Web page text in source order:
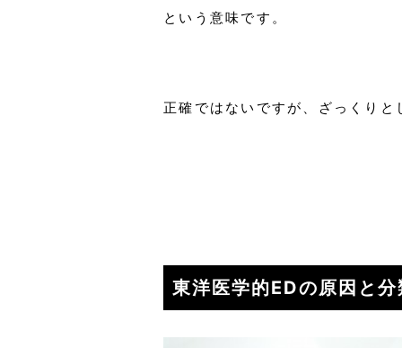
という意味です。
正確ではないですが、ざっくりと
東洋医学的EDの原因と